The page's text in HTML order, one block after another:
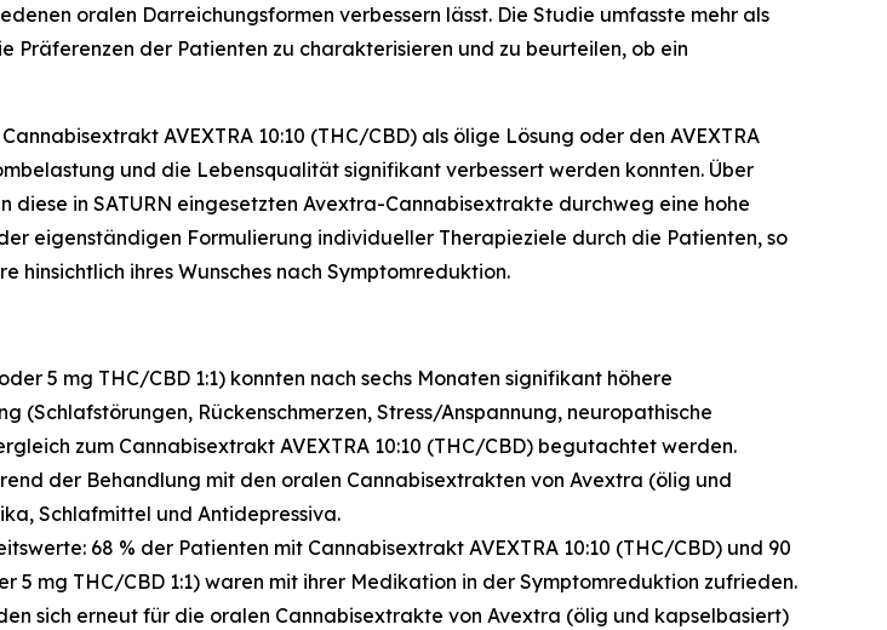
oralen Darreichungsformen verbessern lässt. Die Studie umfasste mehr als
der Patienten zu charakterisieren und zu beurteilen, ob ein
AVEXTRA 10:10 (THC/CBD) als ölige Lösung oder den AVEXTRA
und die Lebensqualität signifikant verbessert werden konnten. Über
in SATURN eingesetzten Avextra-Cannabisextrakte durchweg eine hohe
eigenständigen Formulierung individueller Therapieziele durch die Patienten, so
hinsichtlich ihres Wunsches nach Symptomreduktion.
5 mg THC/CBD 1:1) konnten nach sechs Monaten signifikant höhere
(Schlafstörungen, Rückenschmerzen, Stress/Anspannung, neuropathische
zum Cannabisextrakt AVEXTRA 10:10 (THC/CBD) begutachtet werden.
der Behandlung mit den oralen Cannabisextrakten von Avextra (ölig und
Schlafmittel und Antidepressiva.
68 % der Patienten mit Cannabisextrakt AVEXTRA 10:10 (THC/CBD) und 90
5 mg THC/CBD 1:1) waren mit ihrer Medikation in der Symptomreduktion zufrieden.
sich erneut für die oralen Cannabisextrakte von Avextra (ölig und kapselbasiert)